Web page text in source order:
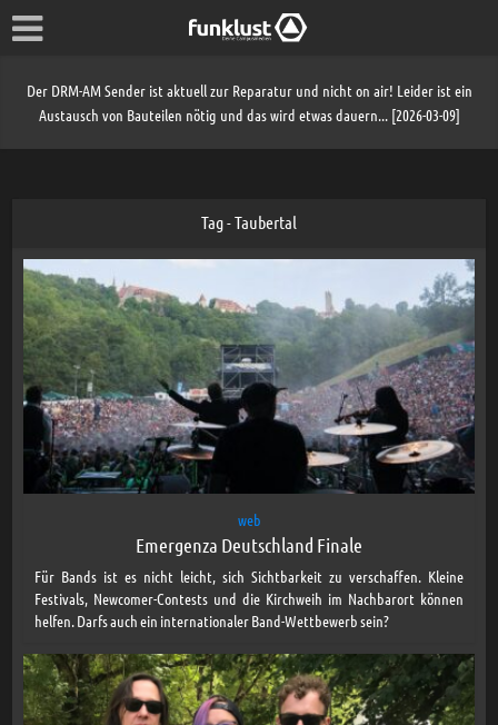
Der DRM-AM Sender ist aktuell zur Reparatur und nicht on air! Leider ist ein
Austausch von Bauteilen nötig und das wird etwas dauern... [2026-03-09]
Tag - Taubertal
web
Emergenza Deutschland Finale
Für Bands ist es nicht leicht, sich Sichtbarkeit zu verschaffen. Kleine
Festivals, Newcomer-Contests und die Kirchweih im Nachbarort können
helfen. Darfs auch ein internationaler Band-Wettbewerb sein?